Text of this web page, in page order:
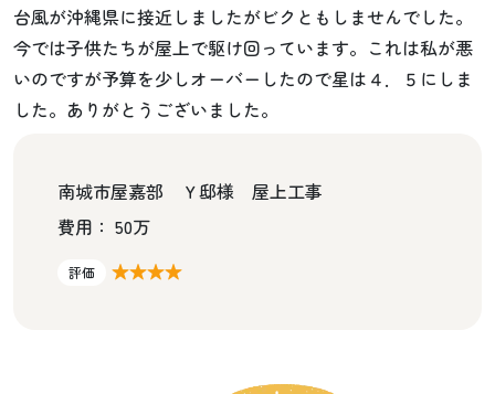
台風が沖縄県に接近しましたがビクともしませんでした。
今では子供たちが屋上で駆け回っています。これは私が悪
いのですが予算を少しオーバーしたので星は４．５にしま
した。ありがとうございました。
南城市屋嘉部 Ｙ邸様 屋上工事
費用： 50万
評価 ★★★★